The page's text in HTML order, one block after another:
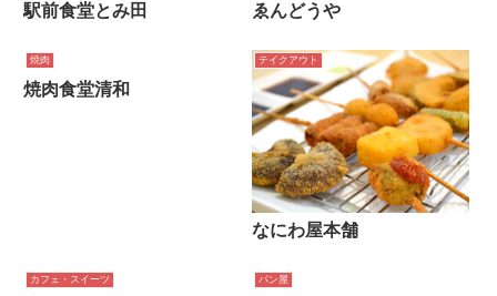
駅前食堂とみ田 ゑんどうや
焼肉
焼肉食堂清和
テイクアウト
なにわ屋本舗
カフェ・スイーツ パン屋